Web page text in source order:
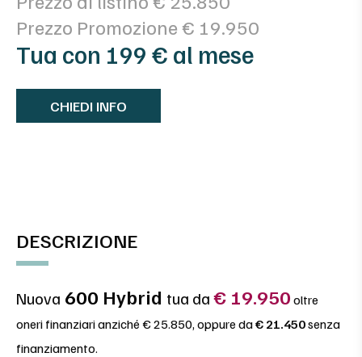
Prezzo Promozione € 19.950
Tua con 199 € al mese
CHIEDI INFO
DESCRIZIONE
Nuova 600 Hybrid tua da€ 19.950 oltre
oneri finanziari anziché € 25.850, oppure da€ 21.450senza
finanziamento.